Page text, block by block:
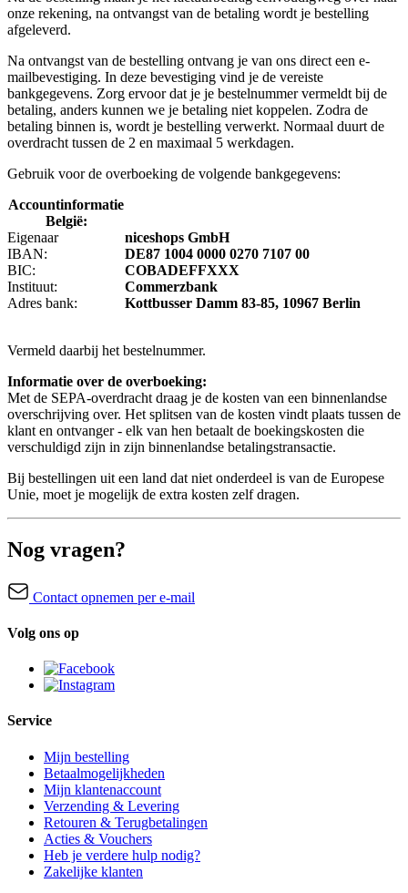
onze rekening, na ontvangst van de betaling wordt je bestelling
afgeleverd.
Na ontvangst van de bestelling ontvang je van ons direct een e-
mailbevestiging. In deze bevestiging vind je de vereiste
bankgegevens. Zorg ervoor dat je je bestelnummer vermeldt bij de
betaling, anders kunnen we je betaling niet koppelen. Zodra de
betaling binnen is, wordt je bestelling verwerkt. Normaal duurt de
overdracht tussen de 2 en maximaal 5 werkdagen.
Gebruik voor de overboeking de volgende bankgegevens:
Accountinformatie
België:
Eigenaar
niceshops GmbH
IBAN:
DE87 1004 0000 0270 7107 00
BIC:
COBADEFFXXX
Instituut:
Commerzbank
Adres bank:
Kottbusser Damm 83-85, 10967 Berlin
Vermeld daarbij het bestelnummer.
Informatie over de overboeking:
Met de SEPA-overdracht draag je de kosten van een binnenlandse
overschrijving over. Het splitsen van de kosten vindt plaats tussen de
klant en ontvanger - elk van hen betaalt de boekingskosten die
verschuldigd zijn in zijn binnenlandse betalingstransactie.
Bij bestellingen uit een land dat niet onderdeel is van de Europese
Unie, moet je mogelijk de extra kosten zelf dragen.
Nog vragen?
Contact opnemen per e-mail
Volg ons op
Service
Mijn bestelling
Betaalmogelijkheden
Mijn klantenaccount
Verzending & Levering
Retouren & Terugbetalingen
Acties & Vouchers
Heb je verdere hulp nodig?
Zakelijke klanten